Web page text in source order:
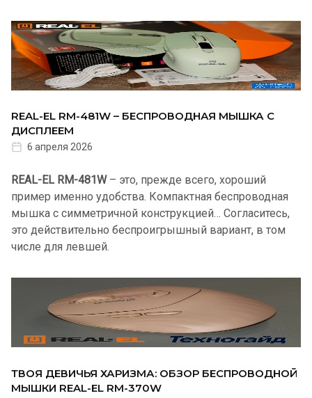
REAL-EL RM-481W – БЕСПРОВОДНАЯ МЫШКА С
ДИСПЛЕЕМ
6 апреля 2026
REAL-EL RM-481W– это, прежде всего, хороший
пример именно удобства. Компактная беспроводная
мышка с симметричной конструкцией… Согласитесь,
это действительно беспроигрышный вариант, в том
числе для левшей.
ТВОЯ ДЕВИЧЬЯ ХАРИЗМА: ОБЗОР БЕСПРОВОДНОЙ
МЫШКИ REAL-EL RM-370W